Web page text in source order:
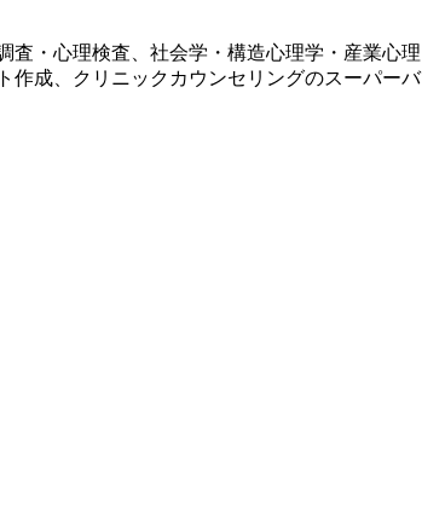
・心理検査、社会学・構造心理学・産業心理
作成、クリニックカウンセリングのスーパーバ